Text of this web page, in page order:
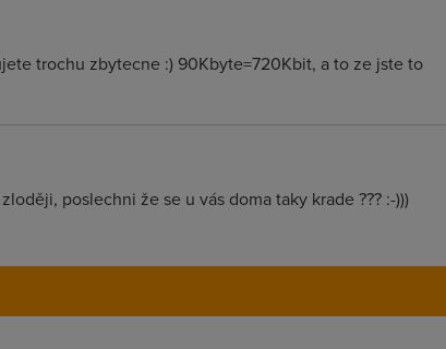
trochu zbytecne :) 90Kbyte=720Kbit, a to ze jste to
poslechni že se u vás doma taky krade ??? :-)))